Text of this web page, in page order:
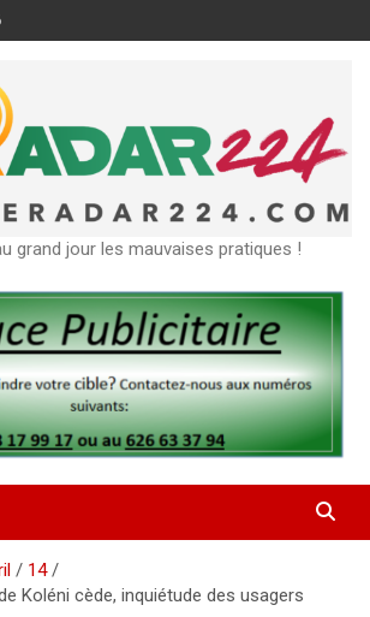
grand jour les mauvaises pratiques !
14
Koléni cède, inquiétude des usagers